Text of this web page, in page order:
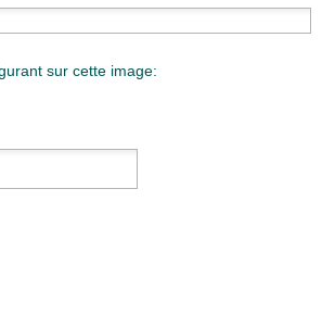
sur cette image: